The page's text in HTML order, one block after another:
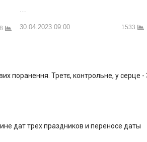
…
30.04.2023 09:00 1533
поранення. Третє, контрольне, у серце -
дат трех праздников и переносе даты